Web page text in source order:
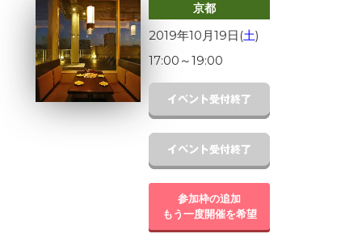
京都
2019年10月19日(土)
17:00 ～19:00
参加枠の追加
もう一度開催を希望